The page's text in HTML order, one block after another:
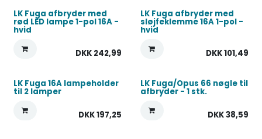
LK Fuga afbryder med
rød LED lampe 1-pol 16A -
hvid
DKK 242,99
LK Fuga afbryder med
sløjfeklemme 16A 1-pol -
hvid
DKK101,49
Ny Fuga
LK Fuga 16A lampeholder
til 2 lamper
DKK197,25
LK Fuga/Opus 66 nøgle til
afbryder - 1 stk.
DKK38,59